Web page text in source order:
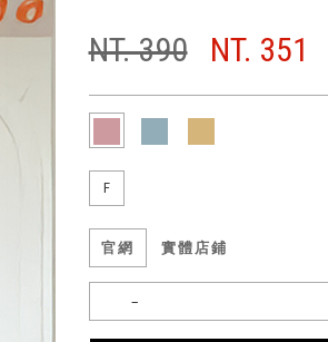
NT. 390 NT. 351
F
官網 實體店鋪